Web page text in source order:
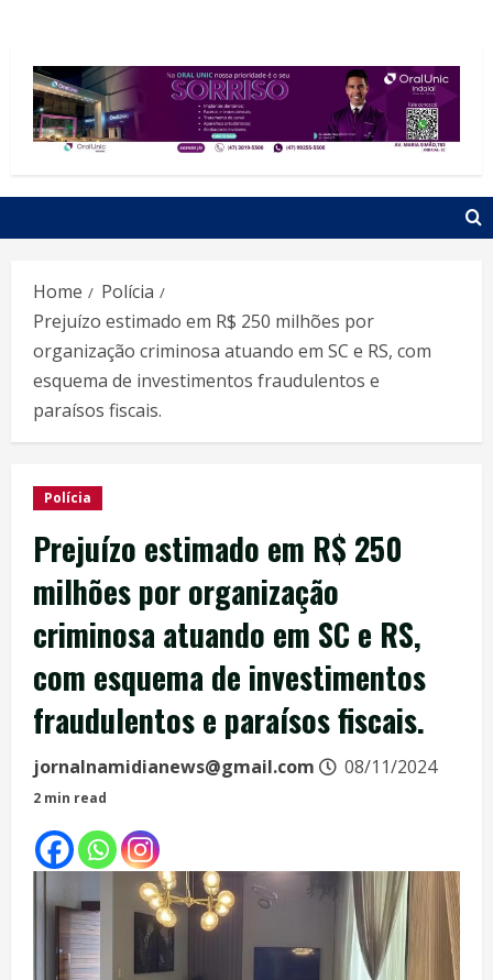
Home
Polícia
Prejuízo estimado em R$ 250 milhões por
organização criminosa atuando em SC e RS, com
esquema de investimentos fraudulentos e
paraísos fiscais.
Polícia
Prejuízo estimado em R$ 250
milhões por organização
criminosa atuando em SC e RS,
com esquema de investimentos
fraudulentos e paraísos fiscais.
jornalnamidianews@gmail.com 08/11/2024
2 min read